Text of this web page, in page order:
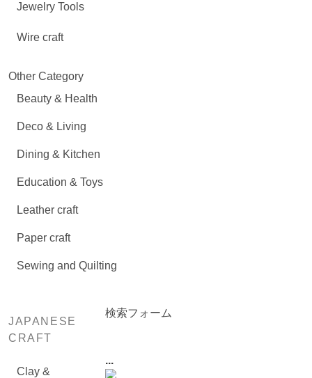
Jewelry Tools
Wire craft
Other Category
Beauty & Health
Deco & Living
Dining & Kitchen
Education & Toys
Leather craft
Paper craft
Sewing and Quilting
JAPANESE
CRAFT
Clay &
検索フォーム
...